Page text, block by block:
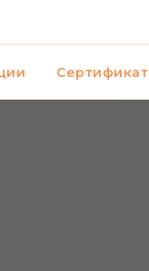
Сертификат